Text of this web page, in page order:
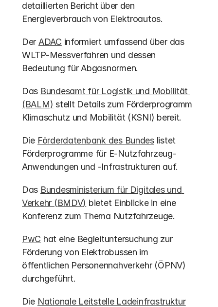
detaillierten Bericht über den
Energieverbrauch von Elektroautos.
Der ADAC informiert umfassend über das
WLTP-Messverfahren und dessen
Bedeutung für Abgasnormen.
Das Bundesamt für Logistik und Mobilität
(BALM) stellt Details zum Förderprogramm
Klimaschutz und Mobilität (KSNI) bereit.
Die Förderdatenbank des Bundes listet
Förderprogramme für E-Nutzfahrzeug-
Anwendungen und -Infrastrukturen auf.
Das Bundesministerium für Digitales und
Verkehr (BMDV) bietet Einblicke in eine
Konferenz zum Thema Nutzfahrzeuge.
PwC hat eine Begleituntersuchung zur
Förderung von Elektrobussen im
öffentlichen Personennahverkehr (ÖPNV)
durchgeführt.
Die Nationale Leitstelle Ladeinfrastruktur